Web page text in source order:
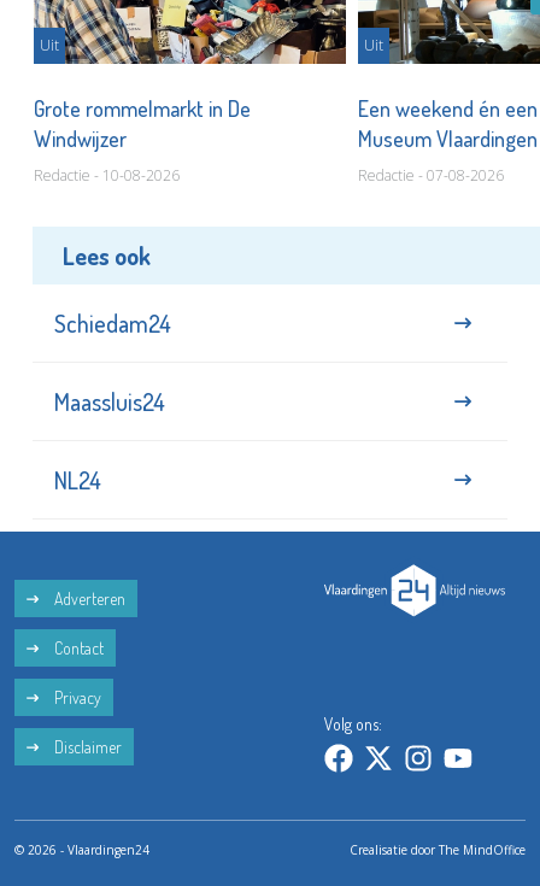
Uit
Grote rommelmarkt in De
Windwijzer
Redactie - 10-08-2026
Uit
Een weekend én
Museum
Redactie - 07-08-2026
Lees ook
Schiedam24
Maassluis24
NL24
Adverteren
Contact
Privacy
Disclaimer
Volg ons:
© 2026 - Vlaardingen24 Crealisatie doorThe MindOffice